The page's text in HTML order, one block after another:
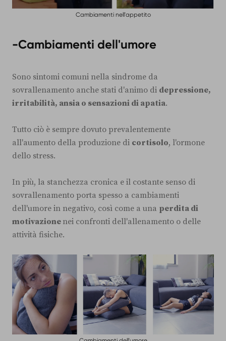
Cambiamenti nell'appetito
-Cambiamenti dell'umore
Sono sintomi comuni nella sindrome da
sovrallenamento anche stati d'animo di depressione,
irritabilità, ansia o sensazioni di apatia.
Tutto ciò è sempre dovuto prevalentemente
all'aumento della produzione di cortisolo, l'ormone
dello stress.
In più, la stanchezza cronica e il costante senso di
sovrallenamento porta spesso a cambiamenti
dell'umore in negativo, così come a una perdita di
motivazione nei confronti dell'allenamento o delle
attività fisiche.